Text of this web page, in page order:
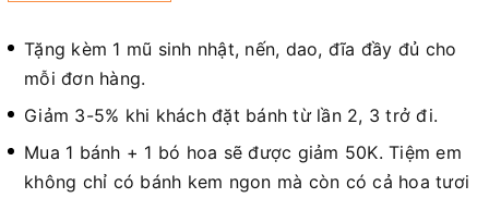
Tặng kèm 1 mũ sinh nhật, nến, dao, đĩa đầy đủ cho
mỗi đơn hàng.
Giảm 3-5% khi khách đặt bánh từ lần 2, 3 trở đi.
Mua 1 bánh + 1 bó hoa sẽ được giảm 50K. Tiệm em
không chỉ có bánh kem ngon mà còn có cả hoa tươi